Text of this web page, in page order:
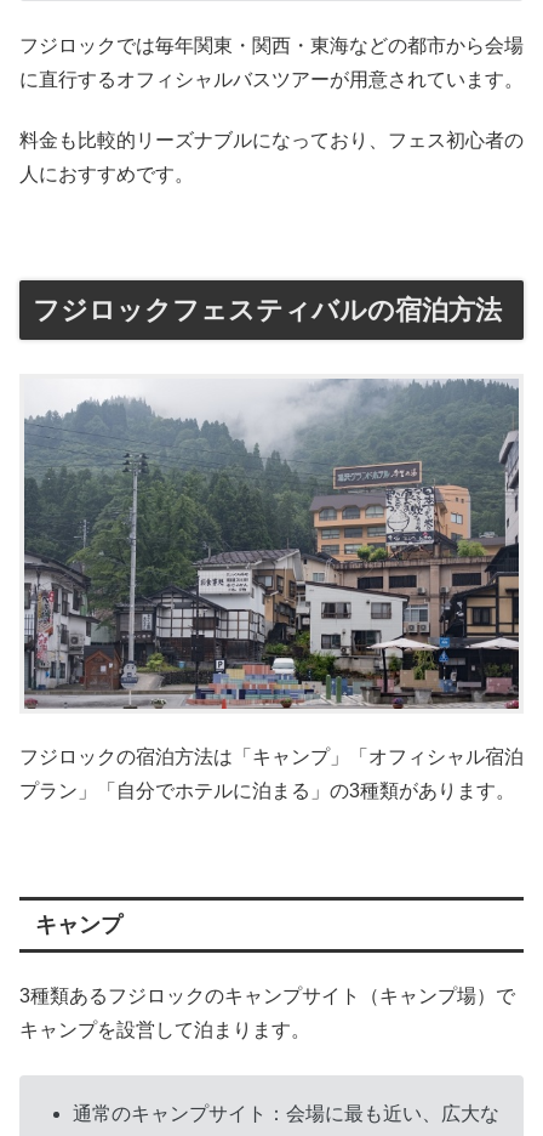
フジロックでは毎年関東・関西・東海などの都市から会場
に直行するオフィシャルバスツアーが用意されています。
料金も比較的リーズナブルになっており、フェス初心者の
人におすすめです。
フジロックフェスティバルの宿泊方法
フジロックの宿泊方法は「キャンプ」「オフィシャル宿泊
プラン」「自分でホテルに泊まる」の3種類があります。
キャンプ
3種類あるフジロックのキャンプサイト（キャンプ場）で
キャンプを設営して泊まります。
通常のキャンプサイト：会場に最も近い、広大な